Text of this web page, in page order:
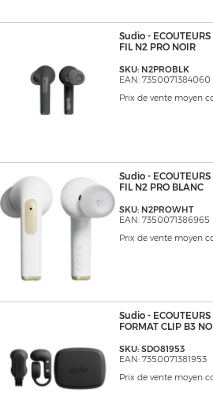
Sudio -
FIL N2 PRO NOIR
SKU: N2PROBLK
EAN: 7350071384060
Prix de vente moyen
Sudio -
FIL N2 PRO BLANC
SKU: N2PROWHT
EAN: 7350071386965
Prix de vente moyen
Sudio -
FORMAT CLIP B3
SKU: SDO81953
EAN: 7350071381953
Prix de vente moyen